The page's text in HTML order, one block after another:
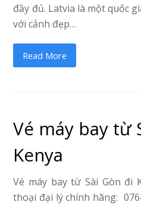
đầy đủ. Latvia là một quốc
với cảnh đẹp…
Read More
Vé máy bay từ
Kenya
Vé máy bay từ Sài Gòn đi
thoại đại lý chính hãng: